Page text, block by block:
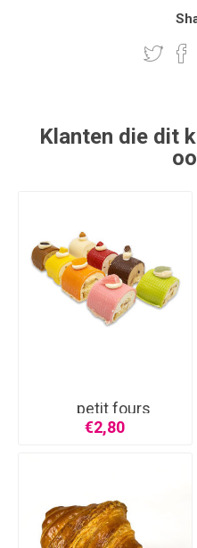
Klanten die dit
petit fours
€2,80